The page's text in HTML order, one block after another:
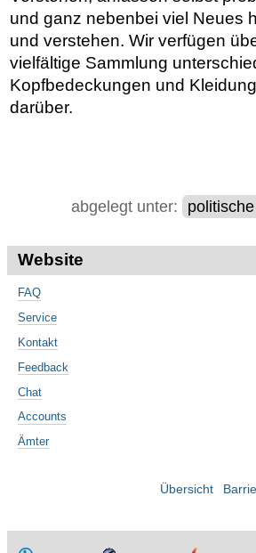
und ganz nebenbei viel Neues
und verstehen. Wir verfügen
vielfältige Sammlung
Kopfbedeckungen und
darüber.
abgelegt unter:
Website
FAQ
Service
Kontakt
Feedback
Chat
Accounts
Ämter
Übersicht